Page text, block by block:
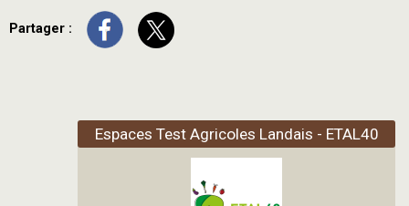
Partager :
Espaces Test Agricoles Landais - ETAL40